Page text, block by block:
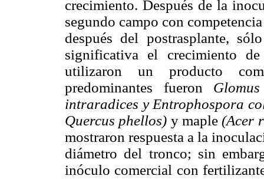
crecimiento. Después de la
segundo campo con
después del postrasplante,
significativa el crecimiento
utilizaron un producto
predominantes fueron
intraradices y Entrophospora
Quercus phellos) y maple(Acer
mostraron respuesta a la
diámetro del tronco; sin
inóculo comercial con